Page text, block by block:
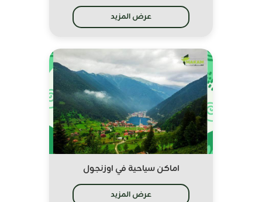
عرض المزيد
اماكن سياحية في اوزنجول
عرض المزيد